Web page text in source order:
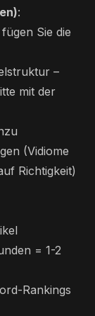
:
Sie die
–
mit der
(Vidiome
Richtigkeit)
= 1-2
Rankings